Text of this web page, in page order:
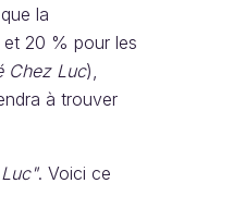
la
20 % pour les
Chez Luc),
à trouver
. Voici ce